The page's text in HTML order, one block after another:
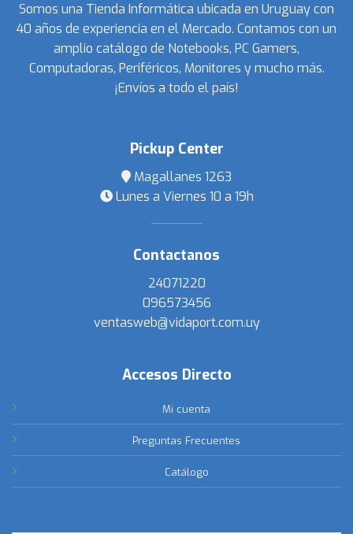
Somos una Tienda Informática ubicada en Uruguay con
40 años de experiencia en el Mercado. Contamos con un
amplio catálogo de Notebooks, PC Gamers,
Computadoras, Periféricos, Monitores y mucho más.
¡Envíos a todo el país!
Pickup Center
Magallanes 1263
Lunes a Viernes 10 a 19h
Contactanos
24071220
096573456
ventasweb@vidaport.com.uy
Accesos Directo
Mi cuenta
Preguntas Frecuentes
Catálogo